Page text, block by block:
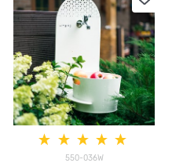
550-036W